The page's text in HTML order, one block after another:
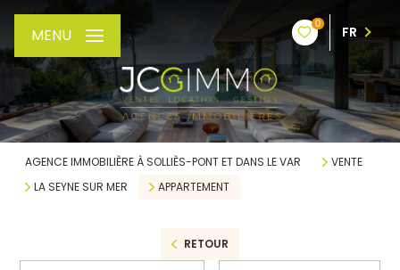
0
FR
MENU
AGENCE IMMOBILIÈRE À SOLLIÈS-PONT ET DANS LE VAR
VENTE
LA SEYNE SUR MER
APPARTEMENT
RETOUR